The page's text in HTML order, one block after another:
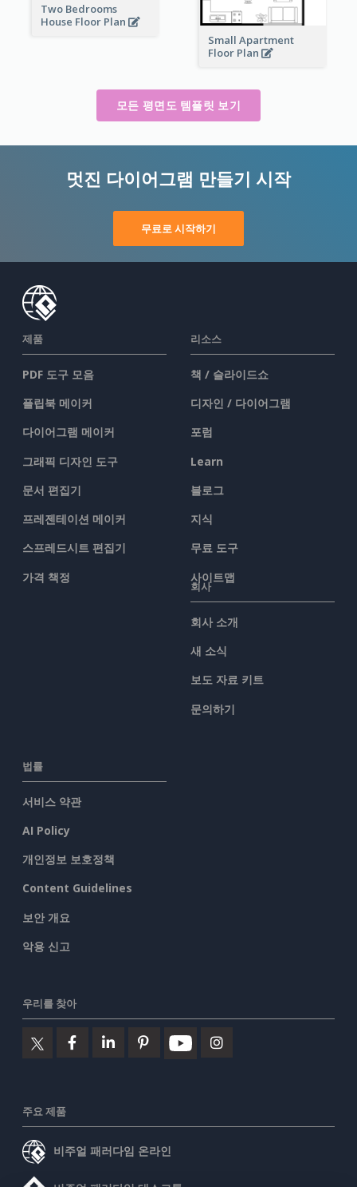
Small Apartment
Floor Plan
Two Bedrooms
House Floor Plan
모든 평면도 템플릿 보기
멋진 다이어그램 만들기 시작
무료로 시작하기
제품
PDF 도구 모음
플립북 메이커
다이어그램 메이커
그래픽 디자인 도구
문서 편집기
프레젠테이션 메이커
스프레드시트 편집기
가격 책정
리소스
책 / 슬라이드쇼
디자인 / 다이어그램
포럼
Learn
블로그
지식
무료 도구
사이트맵
회사
회사 소개
새 소식
보도 자료 키트
문의하기
법률
서비스 약관
AI Policy
개인정보 보호정책
Content Guidelines
보안 개요
악용 신고
우리를 찾아
주요 제품
비주얼 패러다임 온라인